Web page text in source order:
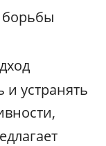
устранять